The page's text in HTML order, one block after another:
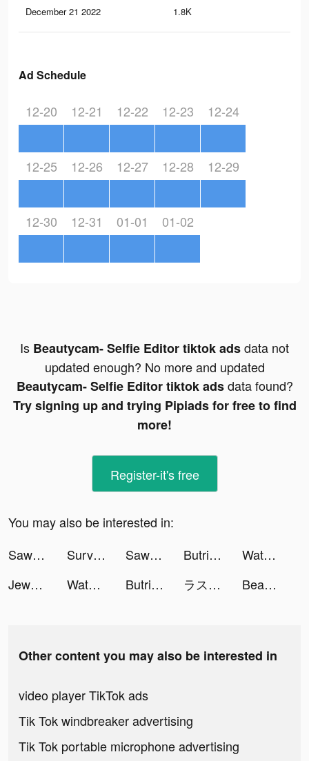
December 21 2022 1.8K
Ad Schedule
12-20 12-21 12-22 12-23 12-24
12-25 12-26 12-27 12-28 12-29
12-30 12-31 01-01 01-02
Is Beautycam- Selfie Editor tiktok adsdata not
updated enough? No more and updated
Beautycam- Selfie Editor tiktok adsdata found?
Try signing up and trying Pipiads for free to find
more!
Register-it's free
You may also be interested in:
Sawa Ludo tiktok ads
Survivor!.io tiktok ads Sawa Ludo tiktok ads Butrinelz tiktok ads
Water Sorting: Color Games tiktok ads
Jewel Sliding™ Block Puzzle tiktok ads
Water Sorting: Color Games tiktok ads Butrinelz tiktok ads ラスト・ラグナレク放置×育成の放置ゲーム tiktok ads Beautycam- Selfie Editor tiktok ads
Other content you may also be interested in
video player TikTok ads
Tik Tok windbreaker advertising
Tik Tok portable microphone advertising